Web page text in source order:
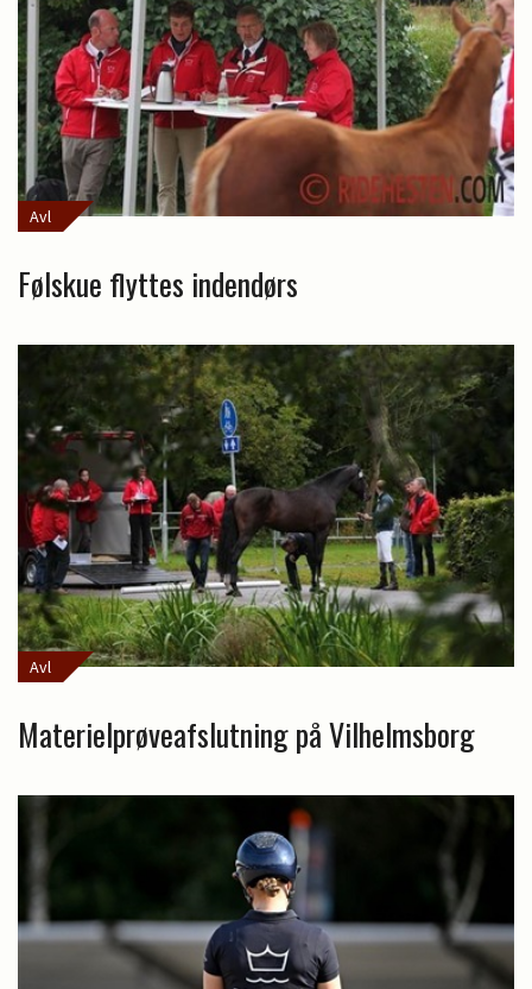
Avl
Følskue flyttes indendørs
Avl
Materielprøveafslutning på Vilhelmsborg